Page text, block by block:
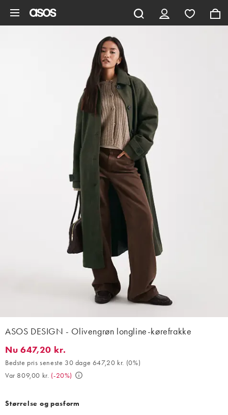
ASOS DESIGN - Olivengrøn longline-kørefrakke
Nu 647,20 kr.. Bedste pris seneste 30 dage 647,20 kr. (0%).
Nu 647,20 kr.
Bedste pris seneste 30 dage 647,20 kr. (0%)
Var 809,00 kr. (-20%)
Størrelse og pasform